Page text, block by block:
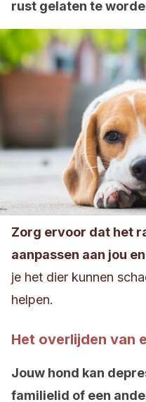
rust gelaten te
Zorg ervoor dat het
aanpassen aan jou
je het dier kunnen
helpen.
Het overlijden van
Jouw hond kan
familielid of een